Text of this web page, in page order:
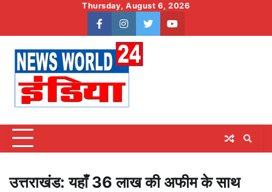
content
Thursday, August 6, 2026
facebookinstagram
twitteryoutube
उत्तराखंड: यहाँ 36 लाख की अफीम के साथ